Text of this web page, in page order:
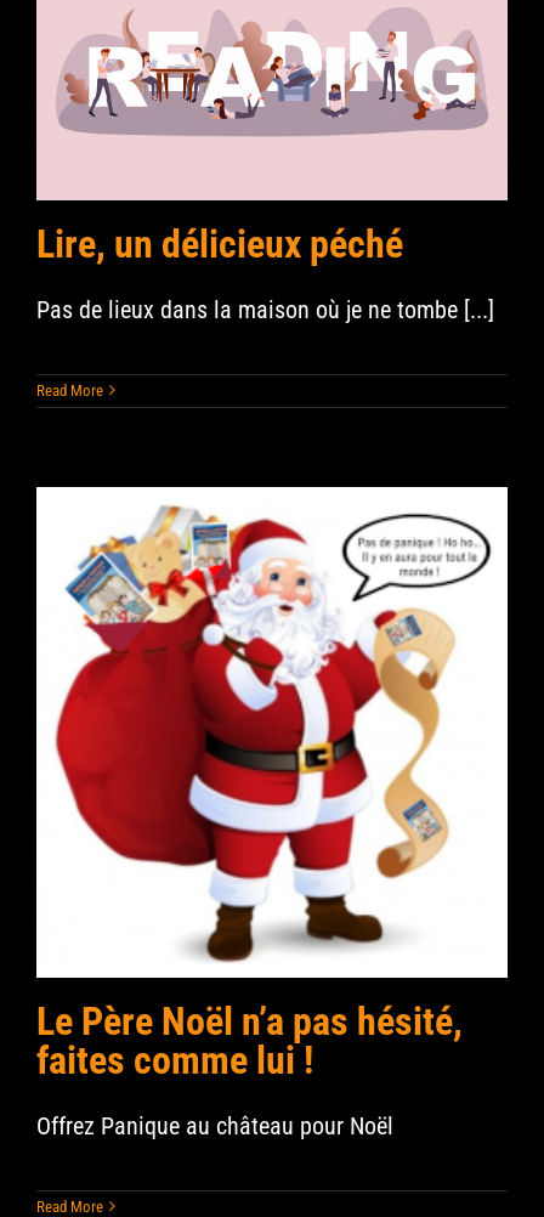
Lire, un délicieux péché
Pas de lieux dans la maison où je ne tombe [...]
Read More
Le Père Noël n’a pas hésité,
faites comme lui !
Offrez Panique au château pour Noël
Read More